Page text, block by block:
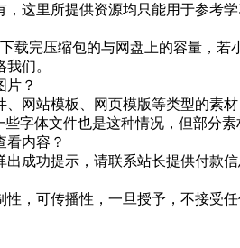
这里所提供资源均只能用于参考
载完压缩包的与网盘上的容量，
们。
片？
网站模板、网页模版等类型的素
字体文件也是这种情况，但部分
看内容？
成功提示，请联系站长提供付款
，可传播性，一旦授予，不接受